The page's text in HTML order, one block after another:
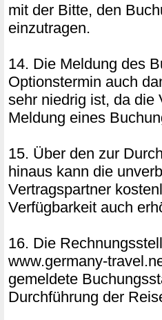
mit der Bitte, den
einzutragen.
14. Die Meldung des
Optionstermin auch
sehr niedrig ist, da die
Meldung eines
15. Über den zur
hinaus kann die
Vertragspartner
Verfügbarkeit auch
16. Die
www.germany-
gemeldete
Durchführung der